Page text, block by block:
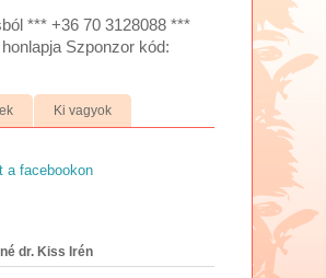
*** +36 70 3128088 ***
Szponzor kód:
Ki vagyok
a facebookon
dr. Kiss Irén